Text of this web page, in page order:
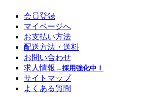
会員登録
マイページへ
お支払い方法
配送方法・送料
お問い合わせ
求人情報 →採用強化中！
サイトマップ
よくある質問